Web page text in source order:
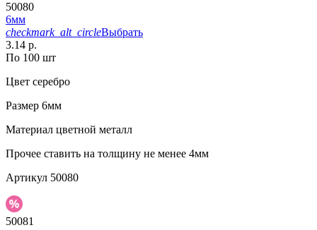
50080
6мм
checkmark_alt_circleВыбрать
3.14 р.
По 100 шт
Цвет серебро
Размер 6мм
Материал цветной металл
Прочее ставить на толщину не менее 4мм
Артикул 50080
50081